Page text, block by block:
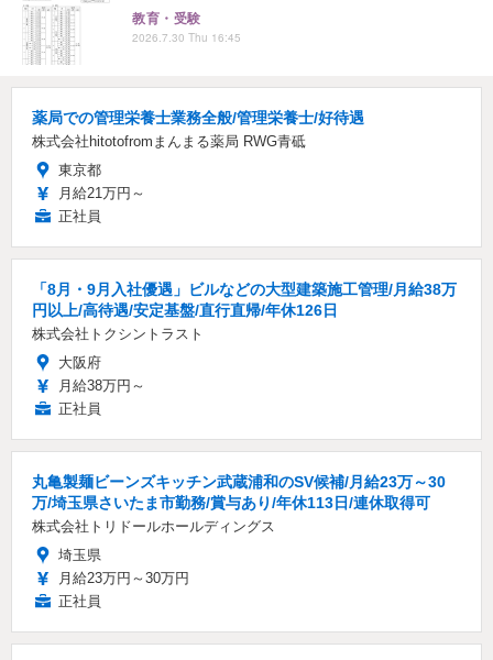
教育・受験
2026.7.30 Thu 16:45
薬局での管理栄養士業務全般/管理栄養士/好待遇
株式会社hitotofromまんまる薬局 RWG青砥
東京都
月給21万円～
正社員
「8月・9月入社優遇」ビルなどの大型建築施工管理/月給38万
円以上/高待遇/安定基盤/直行直帰/年休126日
株式会社トクシントラスト
大阪府
月給38万円～
正社員
丸亀製麺ビーンズキッチン武蔵浦和のSV候補/月給23万～30
万/埼玉県さいたま市勤務/賞与あり/年休113日/連休取得可
株式会社トリドールホールディングス
埼玉県
月給23万円～30万円
正社員